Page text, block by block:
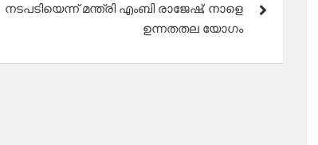
നടപടിയെന്ന് മന്ത്രി എംബി രാജേഷ്; നാളെ
ഉന്നതതല യോഗം